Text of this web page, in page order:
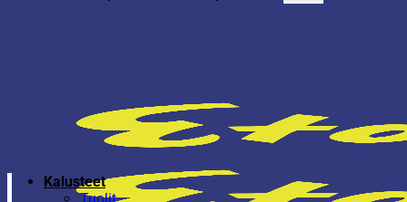
Kalusteet